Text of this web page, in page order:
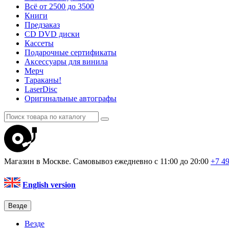
Всё от 2500 до 3500
Книги
Предзаказ
CD DVD диски
Кассеты
Подарочные сертификаты
Аксессуары для винила
Мерч
Тараканы!
LaserDisc
Оригинальные автографы
Магазин в Москве. Самовывоз ежедневно с 11:00 до 20:00 +7
English version
Везде
Везде